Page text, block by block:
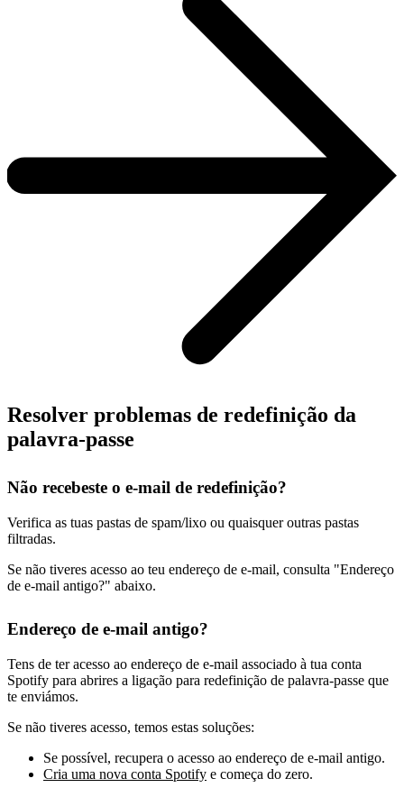
Resolver problemas de redefinição da
palavra-passe
Não recebeste o e-mail de redefinição?
Verifica as tuas pastas de spam/lixo ou quaisquer outras pastas
filtradas.
Se não tiveres acesso ao teu endereço de e-mail, consulta "Endereço
de e-mail antigo?" abaixo.
Endereço de e-mail antigo?
Tens de ter acesso ao endereço de e-mail associado à tua conta
Spotify para abrires a ligação para redefinição de palavra-passe que
te enviámos.
Se não tiveres acesso, temos estas soluções:
Se possível, recupera o acesso ao endereço de e-mail antigo.
Cria uma nova conta Spotify e começa do zero.